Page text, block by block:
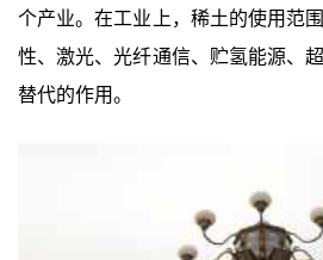
个产业。在工业上，稀土的使用范
性、激光、光纤通信、贮氢能源、
替代的作用。